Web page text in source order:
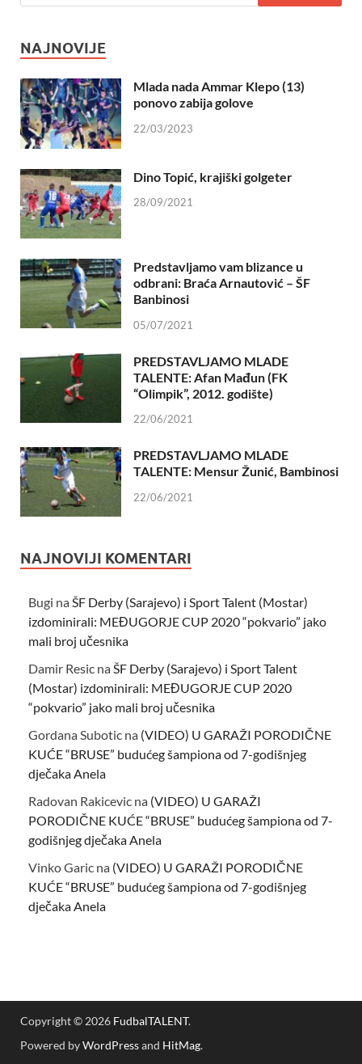
NAJNOVIJE
Mlada nada Ammar Klepo (13)
ponovo zabija golove
22/03/2023
Dino Topić, krajiški golgeter
28/09/2021
Predstavljamo vam blizance u
odbrani: Braća Arnautović – ŠF
Banbinosi
05/07/2021
PREDSTAVLJAMO MLADE
TALENTE: Afan Mađun (FK
“Olimpik”, 2012. godište)
22/06/2021
PREDSTAVLJAMO MLADE
TALENTE: Mensur Žunić, Bambinosi
22/06/2021
NAJNOVIJI KOMENTARI
Bugi naŠF Derby (Sarajevo) i Sport Talent (Mostar)
izdominirali: MEĐUGORJE CUP 2020 “pokvario” jako
mali broj učesnika
Damir Resic naŠF Derby (Sarajevo) i Sport Talent
(Mostar) izdominirali: MEĐUGORJE CUP 2020
“pokvario” jako mali broj učesnika
Gordana Subotic na (VIDEO) U GARAŽI PORODIČNE
KUĆE “BRUSE” budućeg šampiona od 7-godišnjeg
dječaka Anela
Radovan Rakicevic na (VIDEO) U GARAŽI
PORODIČNE KUĆE “BRUSE” budućeg šampiona od 7-
godišnjeg dječaka Anela
Vinko Garic na (VIDEO) U GARAŽI PORODIČNE
KUĆE “BRUSE” budućeg šampiona od 7-godišnjeg
dječaka Anela
Copyright © 2026 FudbalTALENT.
Powered byWordPressand HitMag.